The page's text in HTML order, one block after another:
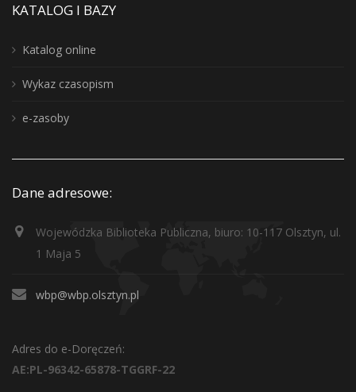
KATALOG I BAZY
Katalog online
Wykaz czasopism
e-zasoby
Dane adresowe:
Wojewódzka Biblioteka Publiczna, biuro: 10-117 Olsztyn, ul.
1 Maja 5
wbp@wbp.olsztyn.pl
Adres do e-Doręczeń:
AE:PL-96342-65878-TGGRF-22